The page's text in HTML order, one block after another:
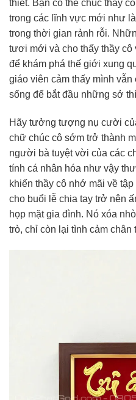
thiết. Bạn có thể chúc thầy
trong các lĩnh vực mới như
trong thời gian rảnh rỗi.
tươi mới và cho thấy thầy
để khám phá thế giới xung
giáo viên cảm thấy mình
sống để bắt đầu những sở
Hãy tưởng tượng nụ cười
chữ chúc cô sớm trở thành
người bà tuyệt vời của các
tính cá nhân hóa như vậy
khiến thầy cô nhớ mãi về
cho buổi lễ chia tay trở nên
họp mặt gia đình. Nó xóa
trò, chỉ còn lại tình cảm chân